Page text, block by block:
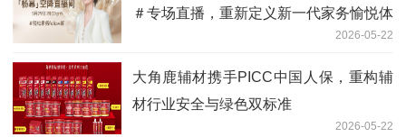
＃专场直播，重新定义新一代家务愉悦体
2026-05-22
大角鹿辅材携手PICC中国人保，重构辅
材行业安全与绿色双标准
2026-05-22